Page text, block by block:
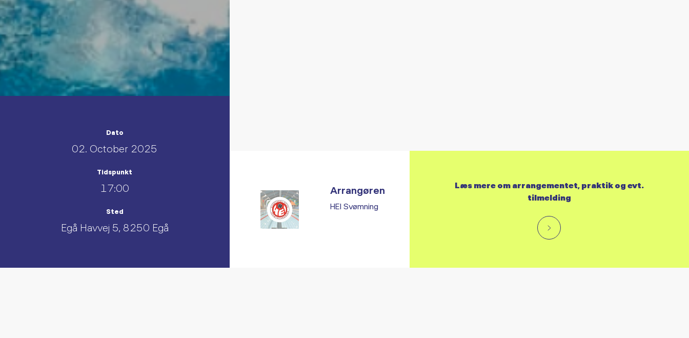
Dato
02. October 2025
Tidspunkt
17:00
Sted
Egå Havvej 5, 8250 Egå
Arrangøren
HEI Svømning
Læs mere om arrangementet, praktik og evt.
tilmelding